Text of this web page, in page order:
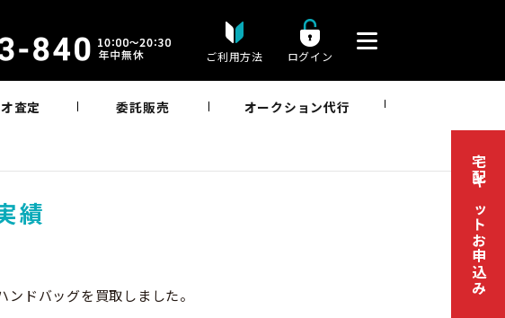
ご利用方法 ログイン
査定 委託販売 オークション代行
宅配キットお申込み
績
ドバッグを買取しました。